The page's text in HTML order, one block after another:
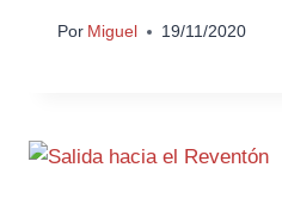
Por Miguel 19/11/2020